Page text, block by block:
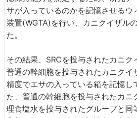
サが入っているのかを記憶させるウ
装置(WGTA)を行い、カニクイザル
た。
その結果、SRCを投与されたカニ
普通の幹細胞を投与されたカニクイ
精度でエサの入っている箱を記憶し
た、普通の幹細胞を投与されたカニ
理食塩水を投与されたグループと同